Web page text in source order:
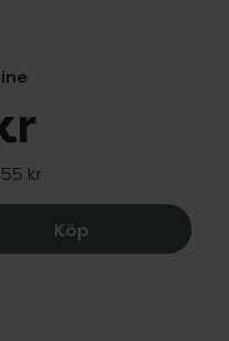
55 kr
KöpLabello Glowy